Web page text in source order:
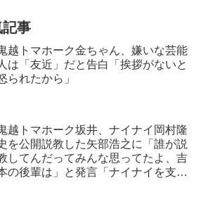
記事
越トマホーク金ちゃん、嫌いな芸能
人は「友近」だと告白「挨拶がないと
られたから」
越トマホーク坂井、ナイナイ岡村隆
を公開説教した矢部浩之に「誰が説
してんだってみんな思ってたよ、吉
の後輩は」と発言「ナイナイを支え